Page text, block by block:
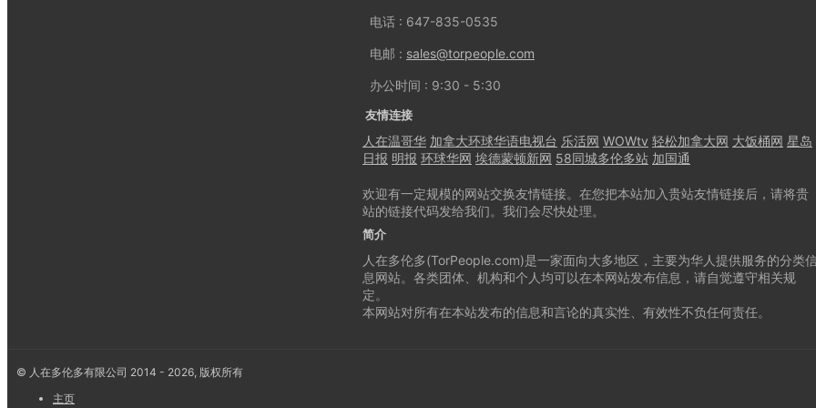
电话 : 647-835-0535
电邮 : sales@torpeople.com
办公时间 : 9:30 - 5:30
友情连接
人在温哥华 加拿大环球华语电视台 乐活网 WOWtv 轻松加拿大网 大饭桶网 星岛
日报 明报 环球华网 埃德蒙顿新网 58同城多伦多站 加国通
欢迎有一定规模的网站交换友情链接。在您把本站加入贵站友情链接后，请将贵
站的链接代码发给我们。我们会尽快处理。
简介
人在多伦多(TorPeople.com)是一家面向大多地区，主要为华人提供服务的分类
息网站。各类团体、机构和个人均可以在本网站发布信息，请自觉遵守相关规
定。
本网站对所有在本站发布的信息和言论的真实性、有效性不负任何责任。
© 人在多伦多有限公司 2014 - 2026, 版权所有
主页